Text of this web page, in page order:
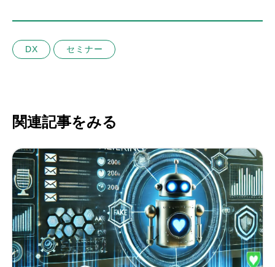
DX セミナー
関連記事をみる